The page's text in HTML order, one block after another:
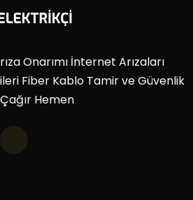
Onarımı İnternet Arızaları
Fiber Kablo Tamir ve Güvenlik
Hemen